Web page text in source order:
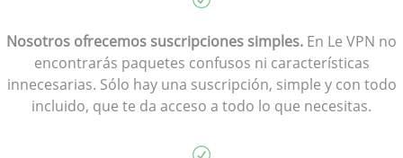
Nosotros ofrecemos suscripciones simples. En Le VPN no
encontrarás paquetes confusos ni características
innecesarias. Sólo hay una suscripción, simple y con todo
incluido, que te da acceso a todo lo que necesitas.